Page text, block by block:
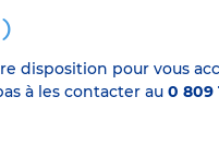
disposition pour vous
à les contacter au 0 809